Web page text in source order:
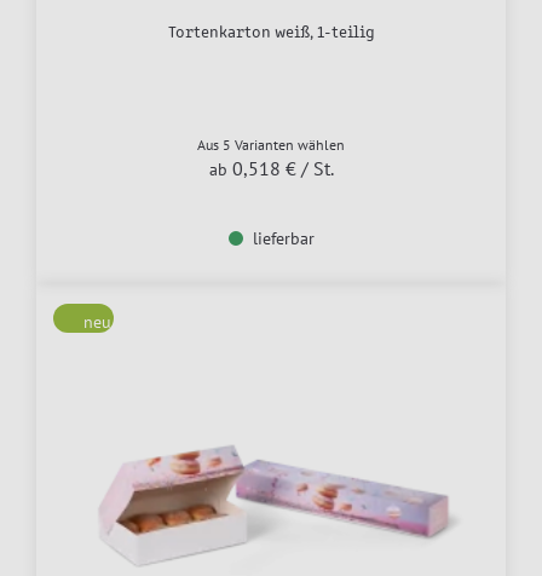
Tortenkarton weiß, 1-teilig
Aus 5 Varianten wählen
ab 0,518 € / St.
lieferbar
neu